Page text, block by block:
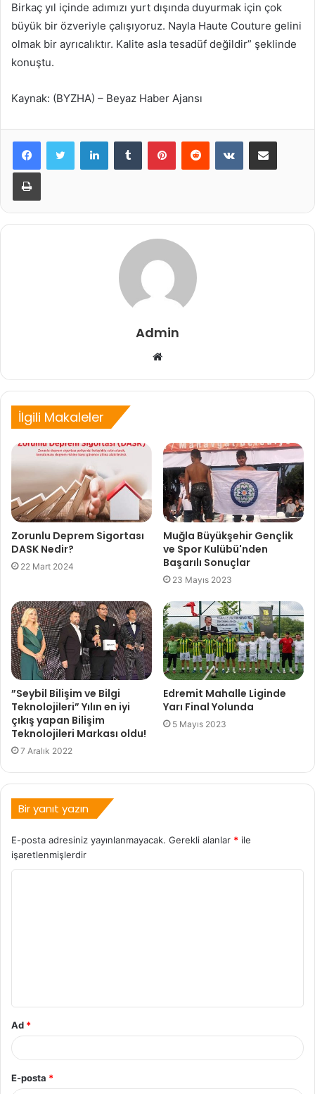
Birkaç yıl içinde adımızı yurt dışında duyurmak için çok
büyük bir özveriyle çalışıyoruz. Nayla Haute Couture gelini
olmak bir ayrıcalıktır. Kalite asla tesadüf değildir” şeklinde
konuştu.
Kaynak: (BYZHA) – Beyaz Haber Ajansı
LinkedInTumblr PinterestReddit VKontakteE-Posta ile paylaş
Yazdır
Admin
Web
İlgili Makaleler
Zorunlu Deprem Sigortası
DASK Nedir?
22 Mart 2024
Muğla Büyükşehir Gençlik
ve Spor Kulübü'nden
Başarılı Sonuçlar
23 Mayıs 2023
”Seybil Bilişim ve Bilgi
Teknolojileri” Yılın en iyi
çıkış yapan Bilişim
Teknolojileri Markası oldu!
7 Aralık 2022
Edremit Mahalle Liginde
Yarı Final Yolunda
5 Mayıs 2023
Bir yanıt yazın
E-posta adresiniz yayınlanmayacak. Gerekli alanlar * ile
işaretlenmişlerdir
Ad *
E-posta *